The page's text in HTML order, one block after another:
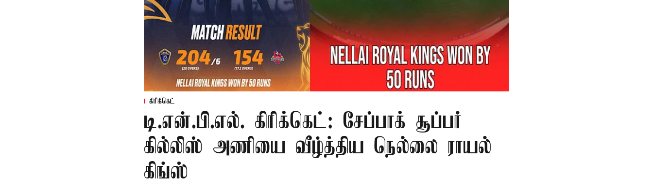
கிரிக்கெட்
டி.என்.பி.எல். கிரிக்கெட்: சேப்பாக் சூப்பர்
கில்லிஸ் அணியை வீழ்த்திய நெல்லை ராயல்
கிங்ஸ்